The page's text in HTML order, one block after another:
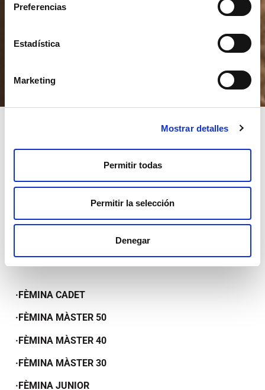
Preferencias
Estadística
Marketing
Mostrar detalles
Permitir todas
Permitir la selección
Denegar
2026
·FÈMINA CADET
·FÈMINA MÀSTER 50
·FÈMINA MÀSTER 40
·FÈMINA MÀSTER 30
·FÈMINA JUNIOR